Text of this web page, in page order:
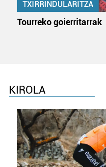
TXIRRINDULARITZA
Tourreko goierritarrak
KIROLA